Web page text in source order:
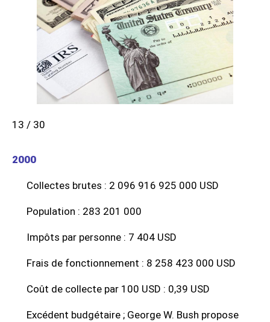
13 / 30
2000
Collectes brutes : 2 096 916 925 000 USD
Population : 283 201 000
Impôts par personne : 7 404 USD
Frais de fonctionnement : 8 258 423 000 USD
Coût de collecte par 100 USD : 0,39 USD
Excédent budgétaire ; George W. Bush propose